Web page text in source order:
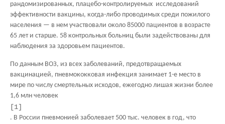
рандомизированных, плацебо-контролируемых исследований
эффективности вакцины, когда-либо проводимых среди пожилого
населения — в нем участвовали около 85000 пациентов в возрасте
65 лет и старше. 58 контрольных больниц были задействованы для
наблюдения за здоровьем пациентов.
По данным ВОЗ, из всех заболеваний, предотвращаемых
вакцинацией, пневмококковая инфекция занимает 1-е место в
мире по числу смертельных исходов, ежегодно лишая жизни более
1,6 млн человек
[1]
. В России пневмонией заболевает 500 тыс. человек в год, что